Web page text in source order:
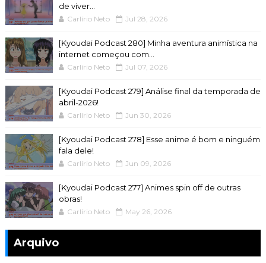
de viver...
Carlírio Neto Jul 28, 2026
[Kyoudai Podcast 280] Minha aventura animística na
internet começou com...
Carlírio Neto Jul 07, 2026
[Kyoudai Podcast 279] Análise final da temporada de
abril-2026!
Carlírio Neto Jun 30, 2026
[Kyoudai Podcast 278] Esse anime é bom e ninguém
fala dele!
Carlírio Neto Jun 09, 2026
[Kyoudai Podcast 277] Animes spin off de outras
obras!
Carlírio Neto May 26, 2026
Arquivo